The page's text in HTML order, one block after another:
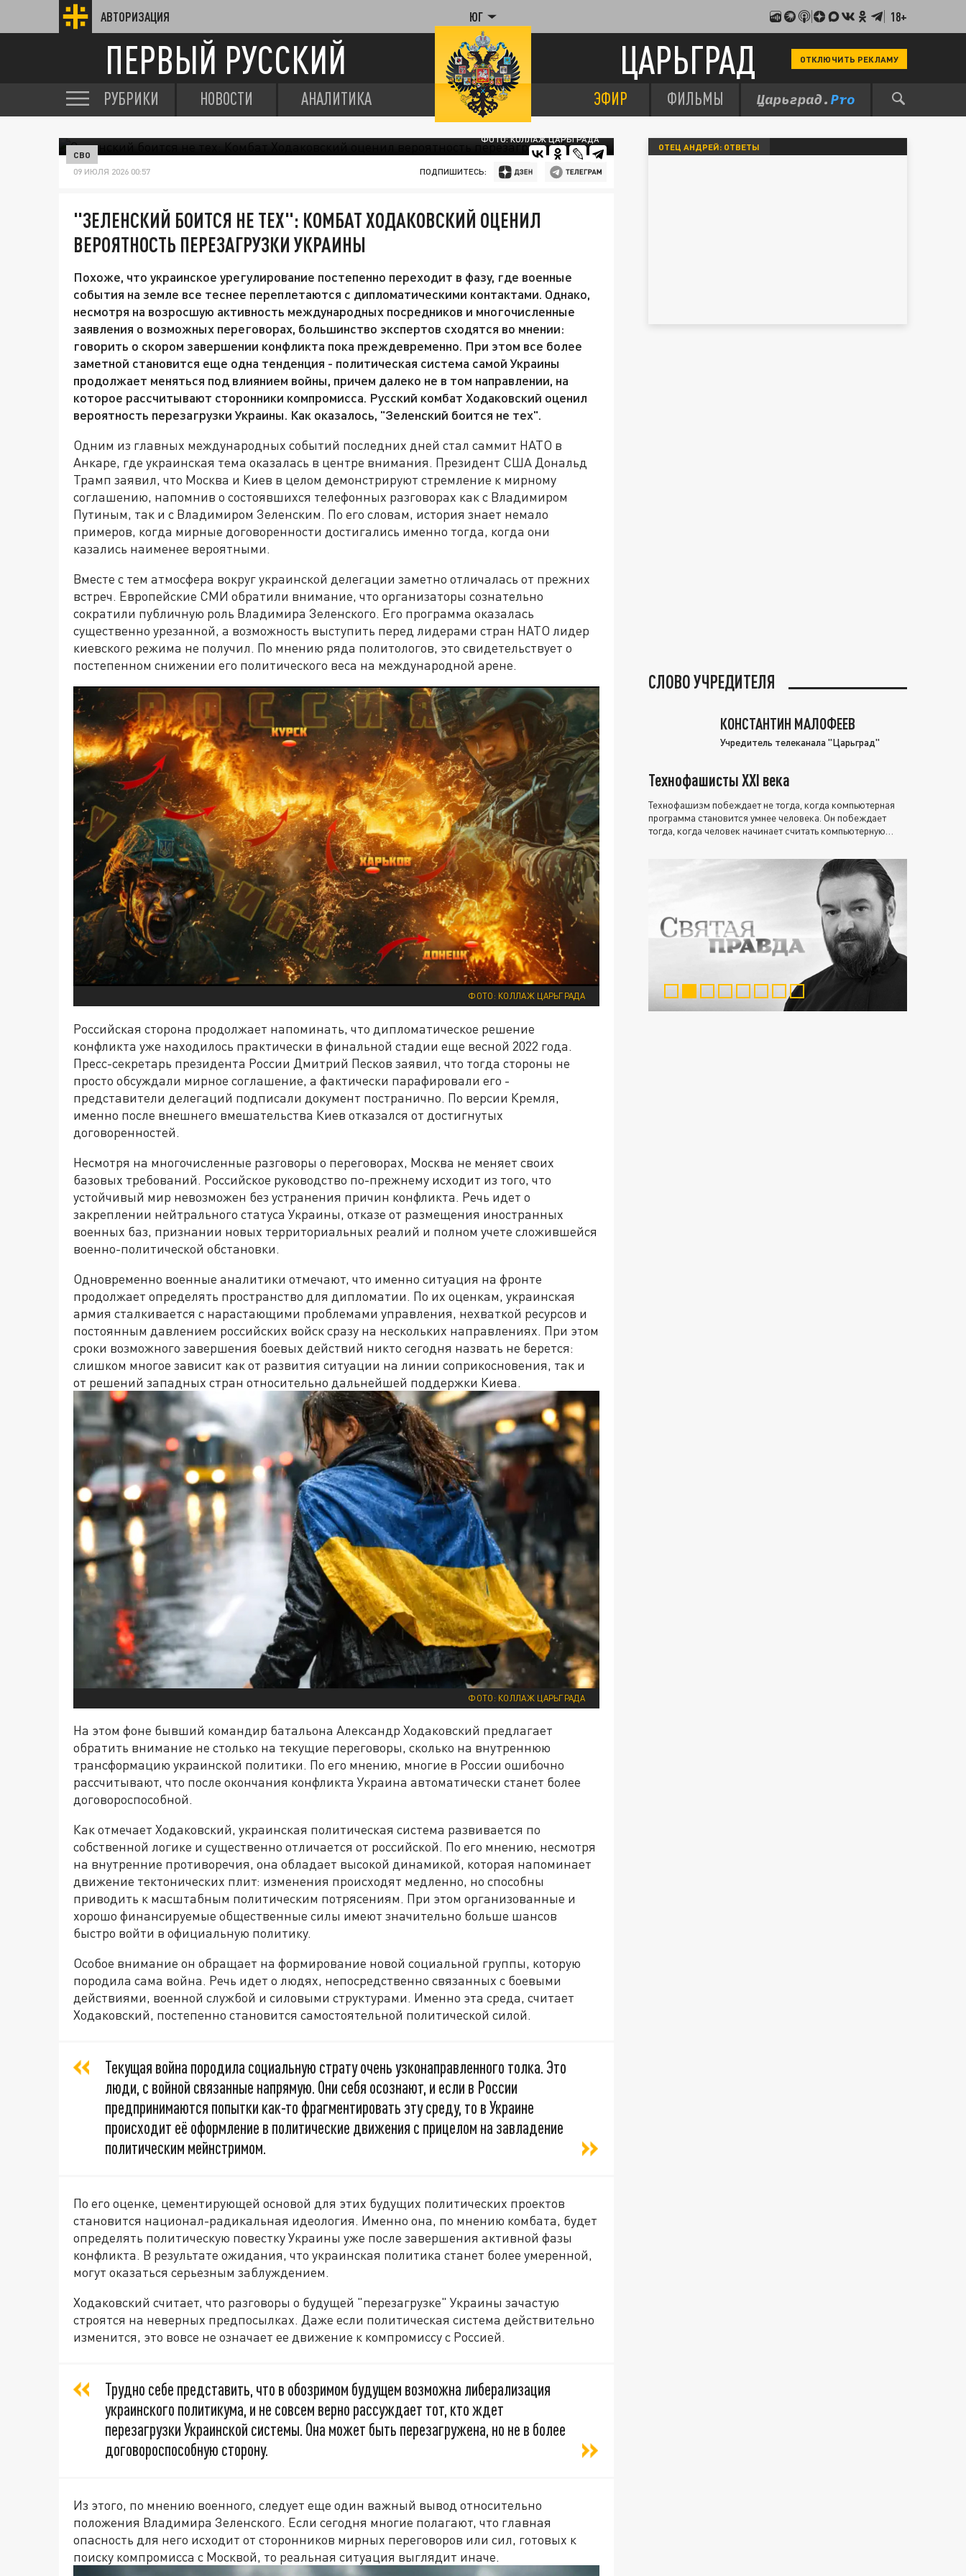
АВТОРИЗАЦИЯ ЮГ 18+
ПЕРВЫЙ РУССКИЙ ЦАРЬГРАД ОТКЛЮЧИТЬ РЕКЛАМУ
РУБРИКИ НОВОСТИ АНАЛИТИКА ЭФИР ФИЛЬМЫ
ФОТО: КОЛЛАЖ ЦАРЬГРАДА
СВО
09 ИЮЛЯ 2026 00:57 ПОДПИШИТЕСЬ:
"ЗЕЛЕНСКИЙ БОИТСЯ НЕ ТЕХ": КОМБАТ ХОДАКОВСКИЙ ОЦЕНИЛ
ВЕРОЯТНОСТЬ ПЕРЕЗАГРУЗКИ УКРАИНЫ
Похоже, что украинское урегулирование постепенно переходит в фазу, где военные
события на земле все теснее переплетаются с дипломатическими контактами. Однако,
несмотря на возросшую активность международных посредников и многочисленные
заявления о возможных переговорах, большинство экспертов сходятся во мнении:
говорить о скором завершении конфликта пока преждевременно. При этом все более
заметной становится еще одна тенденция - политическая система самой Украины
продолжает меняться под влиянием войны, причем далеко не в том направлении, на
которое рассчитывают сторонники компромисса. Русский комбат Ходаковский оценил
вероятность перезагрузки Украины. Как оказалось, "Зеленский боится не тех".
Одним из главных международных событий последних дней стал саммит НАТО в
Анкаре, где украинская тема оказалась в центре внимания. Президент США Дональд
Трамп заявил, что Москва и Киев в целом демонстрируют стремление к мирному
соглашению, напомнив о состоявшихся телефонных разговорах как с Владимиром
Путиным, так и с Владимиром Зеленским. По его словам, история знает немало
примеров, когда мирные договоренности достигались именно тогда, когда они
казались наименее вероятными.
Вместе с тем атмосфера вокруг украинской делегации заметно отличалась от прежних
встреч. Европейские СМИ обратили внимание, что организаторы сознательно
сократили публичную роль Владимира Зеленского. Его программа оказалась
существенно урезанной, а возможность выступить перед лидерами стран НАТО лидер
киевского режима не получил. По мнению ряда политологов, это свидетельствует о
постепенном снижении его политического веса на международной арене.
ФОТО: КОЛЛАЖ ЦАРЬГРАДА
Российская сторона продолжает напоминать, что дипломатическое решение
конфликта уже находилось практически в финальной стадии еще весной 2022 года.
Пресс-секретарь президента России Дмитрий Песков заявил, что тогда стороны не
просто обсуждали мирное соглашение, а фактически парафировали его -
представители делегаций подписали документ постранично. По версии Кремля,
именно после внешнего вмешательства Киев отказался от достигнутых
договоренностей.
Несмотря на многочисленные разговоры о переговорах, Москва не меняет своих
базовых требований. Российское руководство по-прежнему исходит из того, что
устойчивый мир невозможен без устранения причин конфликта. Речь идет о
закреплении нейтрального статуса Украины, отказе от размещения иностранных
военных баз, признании новых территориальных реалий и полном учете сложившейся
военно-политической обстановки.
Одновременно военные аналитики отмечают, что именно ситуация на фронте
продолжает определять пространство для дипломатии. По их оценкам, украинская
армия сталкивается с нарастающими проблемами управления, нехваткой ресурсов и
постоянным давлением российских войск сразу на нескольких направлениях. При этом
сроки возможного завершения боевых действий никто сегодня назвать не берется:
слишком многое зависит как от развития ситуации на линии соприкосновения, так и
от решений западных стран относительно дальнейшей поддержки Киева.
ФОТО: КОЛЛАЖ ЦАРЬГРАДА
На этом фоне бывший командир батальона Александр Ходаковский предлагает
обратить внимание не столько на текущие переговоры, сколько на внутреннюю
трансформацию украинской политики. По его мнению, многие в России ошибочно
рассчитывают, что после окончания конфликта Украина автоматически станет более
договороспособной.
Как отмечает Ходаковский, украинская политическая система развивается по
собственной логике и существенно отличается от российской. По его мнению, несмотря
на внутренние противоречия, она обладает высокой динамикой, которая напоминает
движение тектонических плит: изменения происходят медленно, но способны
приводить к масштабным политическим потрясениям. При этом организованные и
хорошо финансируемые общественные силы имеют значительно больше шансов
быстро войти в официальную политику.
Особое внимание он обращает на формирование новой социальной группы, которую
породила сама война. Речь идет о людях, непосредственно связанных с боевыми
действиями, военной службой и силовыми структурами. Именно эта среда, считает
Ходаковский, постепенно становится самостоятельной политической силой.
Текущая война породила социальную страту очень узконаправленного толка. Это
люди, с войной связанные напрямую. Они себя осознают, и если в России
предпринимаются попытки как-то фрагментировать эту среду, то в Украине
происходит её оформление в политические движения с прицелом на завладение
политическим мейнстримом.
По его оценке, цементирующей основой для этих будущих политических проектов
становится национал-радикальная идеология. Именно она, по мнению комбата, будет
определять политическую повестку Украины уже после завершения активной фазы
конфликта. В результате ожидания, что украинская политика станет более умеренной,
могут оказаться серьезным заблуждением.
Ходаковский считает, что разговоры о будущей "перезагрузке" Украины зачастую
строятся на неверных предпосылках. Даже если политическая система действительно
изменится, это вовсе не означает ее движение к компромиссу с Россией.
Трудно себе представить, что в обозримом будущем возможна либерализация
украинского политикума, и не совсем верно рассуждает тот, кто ждет
перезагрузки Украинской системы. Она может быть перезагружена, но не в более
договороспособную сторону.
Из этого, по мнению военного, следует еще один важный вывод относительно
положения Владимира Зеленского. Если сегодня многие полагают, что главная
опасность для него исходит от сторонников мирных переговоров или сил, готовых к
поиску компромисса с Москвой, то реальная ситуация выглядит иначе.
ОТЕЦ АНДРЕЙ: ОТВЕТЫ
СЛОВО УЧРЕДИТЕЛЯ
КОНСТАНТИН МАЛОФЕЕВ
Учредитель телеканала "Царьград"
Технофашисты XXI века
Технофашизм побеждает не тогда, когда компьютерная
программа становится умнее человека. Он побеждает
тогда, когда человек начинает считать компьютерную